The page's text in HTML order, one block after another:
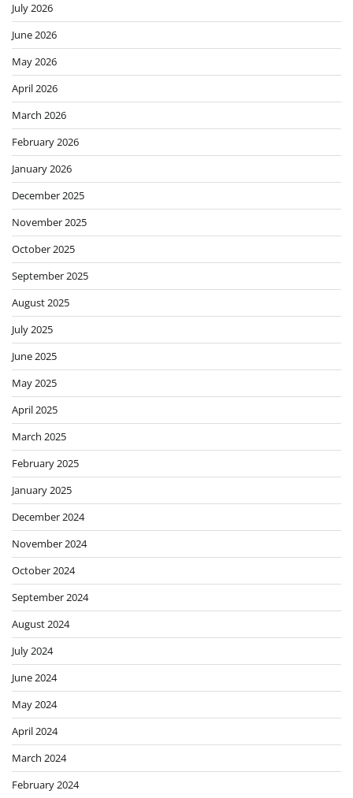
July 2026
June 2026
May 2026
April 2026
March 2026
February 2026
January 2026
December 2025
November 2025
October 2025
September 2025
August 2025
July 2025
June 2025
May 2025
April 2025
March 2025
February 2025
January 2025
December 2024
November 2024
October 2024
September 2024
August 2024
July 2024
June 2024
May 2024
April 2024
March 2024
February 2024